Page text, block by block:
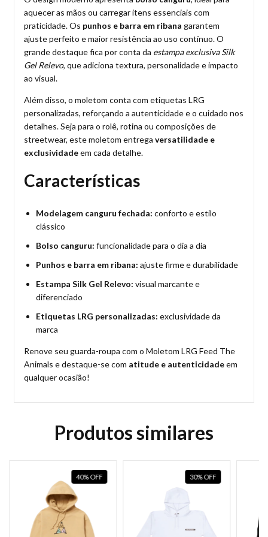
aquecer as mãos ou carregar itens essenciais com
praticidade. Os punhos e barra em ribana garantem
ajuste perfeito e maior resistência ao uso contínuo. O
grande destaque fica por conta da estampa exclusiva Silk
Gel Relevo, que adiciona textura, personalidade e impacto
ao visual.
Além disso, o moletom conta com etiquetas LRG
personalizadas, reforçando a autenticidade e o cuidado nos
detalhes. Seja para o rolê, rotina ou composições de
streetwear, este moletom entrega versatilidade e
exclusividadeem cada detalhe.
Características
Modelagem canguru fechada: conforto e estilo
clássico
Bolso canguru: funcionalidade para o dia a dia
Punhos e barra em ribana: ajuste firme e durabilidade
Estampa Silk Gel Relevo: visual marcante e
diferenciado
Etiquetas LRG personalizadas: exclusividade da
marca
Renove seu guarda-roupa com o Moletom LRG Feed The
Animals e destaque-se com atitude e autenticidadeem
qualquer ocasião!
Produtos similares
40%OFF 30%OFF